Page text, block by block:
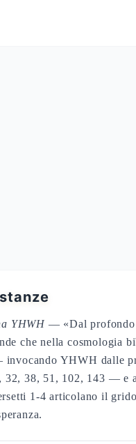
YHWH — «Dal profondo
YHWH dalle
38, 51, 102, 143 — e
1-4 articolano il